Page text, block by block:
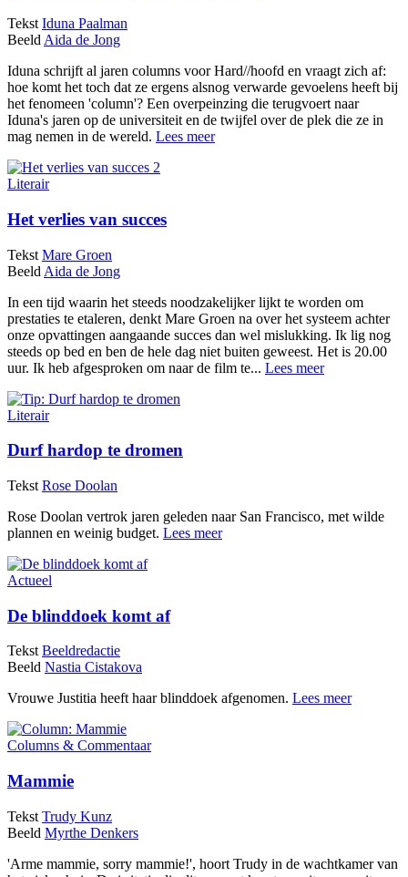
Tekst Iduna Paalman
Beeld Aida de Jong
Iduna schrijft al jaren columns voor Hard//hoofd en vraagt zich af:
hoe komt het toch dat ze ergens alsnog verwarde gevoelens heeft bij
het fenomeen 'column'? Een overpeinzing die terugvoert naar
Iduna's jaren op de universiteit en de twijfel over de plek die ze in
mag nemen in de wereld. Lees meer
Literair
Het verlies van succes
Tekst Mare Groen
Beeld Aida de Jong
In een tijd waarin het steeds noodzakelijker lijkt te worden om
prestaties te etaleren, denkt Mare Groen na over het systeem achter
onze opvattingen aangaande succes dan wel mislukking. Ik lig nog
steeds op bed en ben de hele dag niet buiten geweest. Het is 20.00
uur. Ik heb afgesproken om naar de film te... Lees meer
Literair
Durf hardop te dromen
Tekst Rose Doolan
Rose Doolan vertrok jaren geleden naar San Francisco, met wilde
plannen en weinig budget. Lees meer
Actueel
De blinddoek komt af
Tekst Beeldredactie
Beeld Nastia Cistakova
Vrouwe Justitia heeft haar blinddoek afgenomen. Lees meer
Columns & Commentaar
Mammie
Tekst Trudy Kunz
Beeld Myrthe Denkers
'Arme mammie, sorry mammie!', hoort Trudy in de wachtkamer van